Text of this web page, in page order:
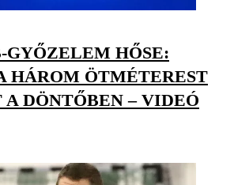
GYŐZELEM HŐSE:
HÁROM ÖTMÉTEREST
DÖNTŐBEN – VIDEÓ